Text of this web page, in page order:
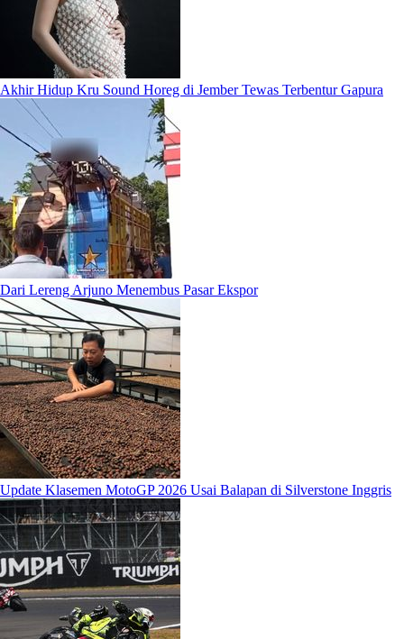
Akhir Hidup Kru Sound Horeg di Jember Tewas Terbentur Gapura
Dari Lereng Arjuno Menembus Pasar Ekspor
Update Klasemen MotoGP 2026 Usai Balapan di Silverstone Inggris